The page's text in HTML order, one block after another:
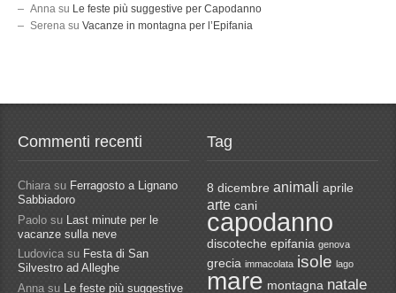
Anna su Le feste più suggestive per Capodanno
Serena su Vacanze in montagna per l’Epifania
Commenti recenti
Chiarasu Ferragosto a Lignano
Sabbiadoro
Paolo su
Last minute per le
vacanze sulla neve
Ludovica su Festa di San
Silvestro ad Alleghe
Anna su
Le feste più suggestive
Tag
8 dicembre animali aprile
arte cani
capodanno
discoteche epifania genova
grecia immacolata isole lago
mare montagna natale